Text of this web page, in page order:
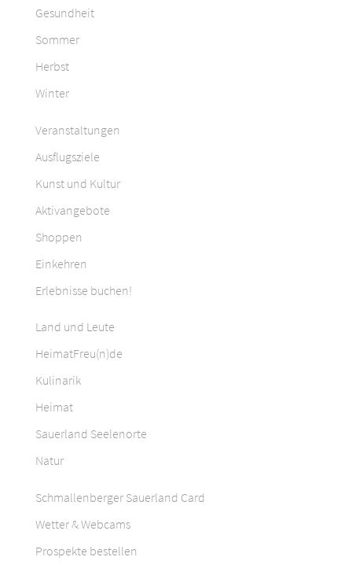
Gesundheit
Sommer
Herbst
Winter
Veranstaltungen
Ausflugsziele
Kunst und Kultur
Aktivangebote
Shoppen
Einkehren
Erlebnisse buchen!
Land und Leute
HeimatFreu(n)de
Kulinarik
Heimat
Sauerland Seelenorte
Natur
Schmallenberger Sauerland Card
Wetter & Webcams
Prospekte bestellen